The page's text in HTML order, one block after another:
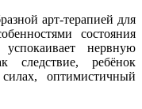
арт-терапией для
состояния
нервную
следствие, ребёнок
оптимистичный